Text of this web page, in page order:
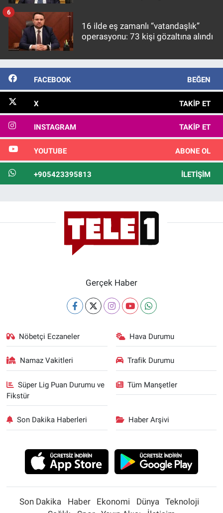
16 ilde eş zamanlı “vatandaşlık”
operasyonu: 73 kişi gözaltına alındı
6
FACEBOOK BEĞEN
X TAKIP ET
INSTAGRAM TAKIP ET
YOUTUBE ABONE OL
+905423395813 İLETIŞIM
Gerçek Haber
Nöbetçi Eczaneler Hava Durumu
Namaz Vakitleri Trafik Durumu
Süper Lig Puan Durumu ve
Fikstür
Tüm Manşetler
Son Dakika Haberleri Haber Arşivi
Son Dakika Haber Ekonomi Dünya
Teknoloji